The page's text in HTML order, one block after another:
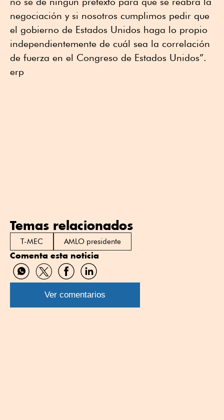
negociación y si nosotros cumplimos pedir que
el gobierno de Estados Unidos haga lo propio
independientemente de cuál sea la correlación
de fuerza en el Congreso de Estados Unidos”.
erp
Temas relacionados
T-MEC AMLO presidente
Comenta esta noticia
Compartir
por
WhatsApp
Compartir
por
Twitter
Compartir
por
Facebook
Compartir
por
Linkedin
Ver comentarios